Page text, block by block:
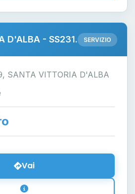
D'ALBA - SS231. SERVIZIO
SANTA VITTORIA D'ALBA
Vai